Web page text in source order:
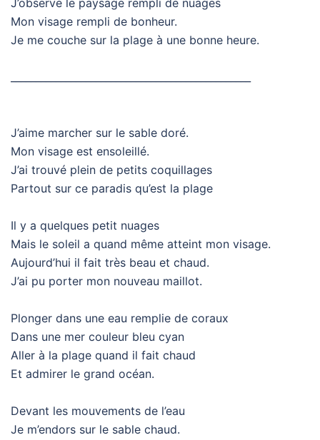
J’observe le paysage rempli de nuages
Mon visage rempli de bonheur.
Je me couche sur la plage à une bonne heure.
J’aime marcher sur le sable doré.
Mon visage est ensoleillé.
J’ai trouvé plein de petits coquillages
Partout sur ce paradis qu’est la plage
Il y a quelques petit nuages
Mais le soleil a quand même atteint mon visage.
Aujourd’hui il fait très beau et chaud.
J’ai pu porter mon nouveau maillot.
Plonger dans une eau remplie de coraux
Dans une mer couleur bleu cyan
Aller à la plage quand il fait chaud
Et admirer le grand océan.
Devant les mouvements de l’eau
Je m’endors sur le sable chaud.